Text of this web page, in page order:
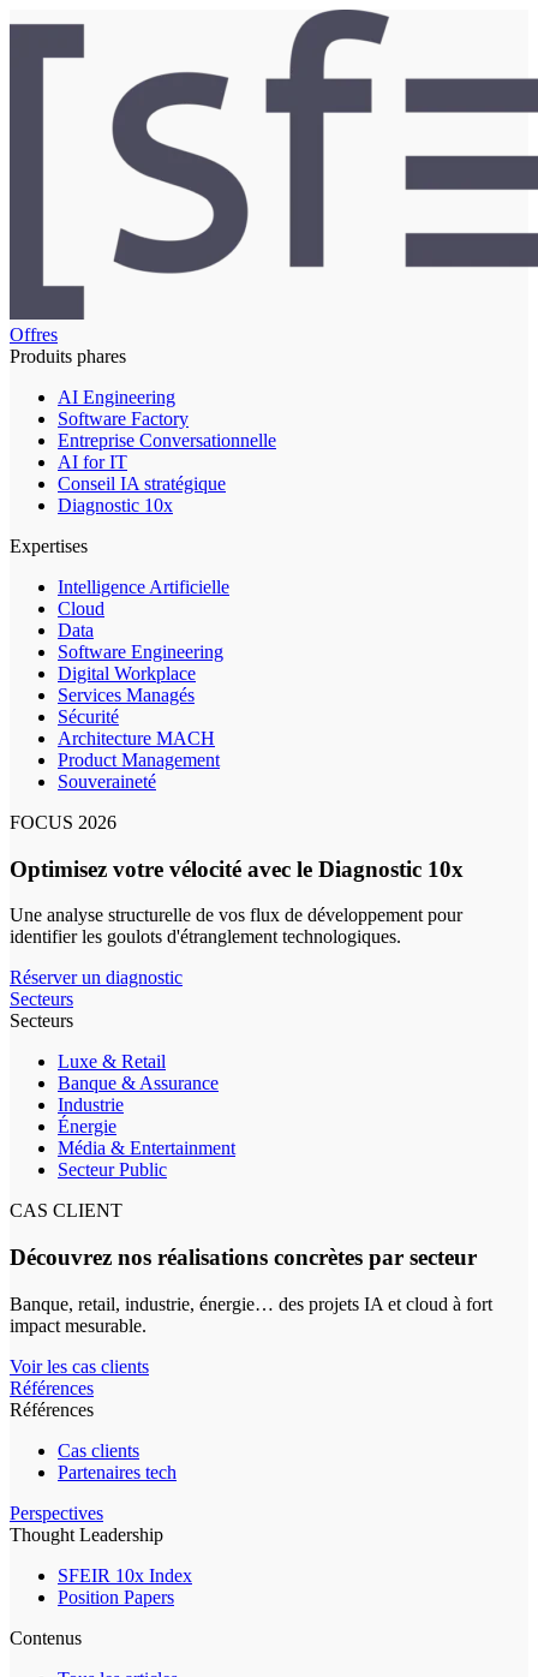
Offres
Produits phares
AI Engineering
Software Factory
Entreprise Conversationnelle
AI for IT
Conseil IA stratégique
Diagnostic 10x
Expertises
Intelligence Artificielle
Cloud
Data
Software Engineering
Digital Workplace
Services Managés
Sécurité
Architecture MACH
Product Management
Souveraineté
FOCUS 2026
Optimisez votre vélocité avec le Diagnostic 10x
Une analyse structurelle de vos flux de développement pour
identifier les goulots d'étranglement technologiques.
Réserver un diagnostic
Secteurs
Secteurs
Luxe & Retail
Banque & Assurance
Industrie
Énergie
Média & Entertainment
Secteur Public
CAS CLIENT
Découvrez nos réalisations concrètes par secteur
Banque, retail, industrie, énergie… des projets IA et cloud à fort
impact mesurable.
Voir les cas clients
Références
Références
Cas clients
Partenaires tech
Perspectives
Thought Leadership
SFEIR 10x Index
Position Papers
Contenus